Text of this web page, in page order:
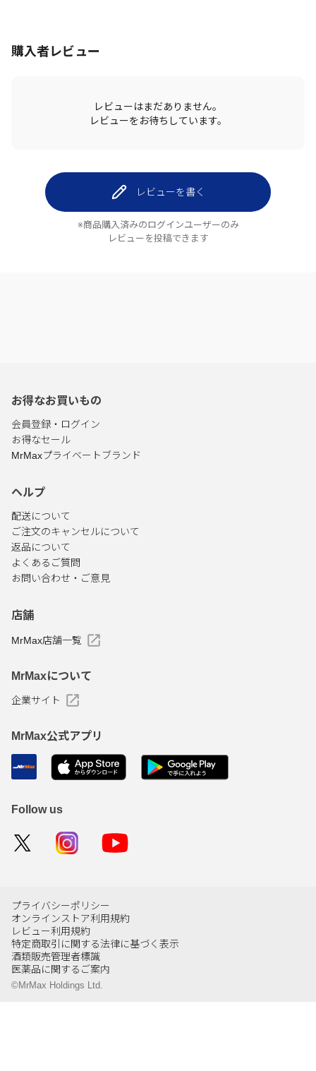
購入者レビュー
レビューはまだありません。
レビューをお待ちしています。
レビューを書く
※商品購入済みのログインユーザーのみ
レビューを投稿できます
お得なお買いもの
会員登録・ログイン
お得なセール
MrMaxプライベートブランド
ヘルプ
配送について
ご注文のキャンセルについて
返品について
よくあるご質問
お問い合わせ・ご意見
店舗
MrMax店舗一覧
MrMaxについて
企業サイト
MrMax公式アプリ
Follow us
プライバシーポリシー
オンラインストア利用規約
レビュー利用規約
特定商取引に関する法律に基づく表示
酒類販売管理者標識
医薬品に関するご案内
©MrMax Holdings Ltd.